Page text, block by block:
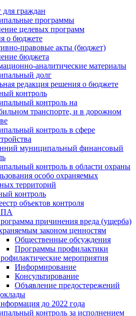
граждан
программы
целевых программ
о бюджете
правовые акты (бюджет)
бюджета
аналитические материалы
долг
редакция решения о бюджете
контроль
контроль на
транспорте, и в дорожном
контроль в сфере
муниципальный финансовый
контроль в области охраны
особо охраняемых
территорий
контроль
объектов контроля
причинения вреда (ущерба)
законом ценностям
Общественные обсуждения
Программы профилактики
мероприятия
Информирование
Консультирование
Объявление предостережений
до 2022 года
контроль за исполнением